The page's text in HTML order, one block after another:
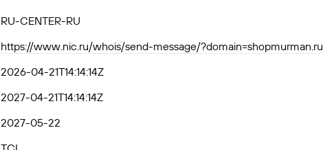
RU-CENTER-RU
https://www.nic.ru/whois/send-message/?domain=shopmurman.ru
2026-04-21T14:14:14Z
2027-04-21T14:14:14Z
2027-05-22